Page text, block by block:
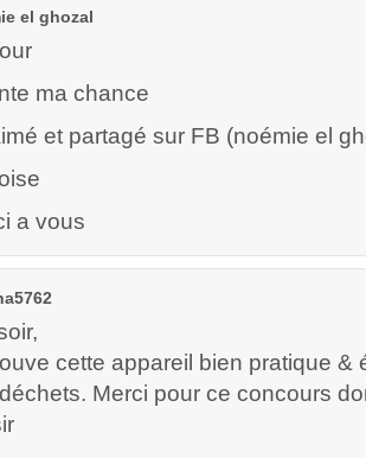
el ghozal
ma chance
et partagé sur FB (noémie el
a vous
cette appareil bien pratique &
Merci pour ce concours